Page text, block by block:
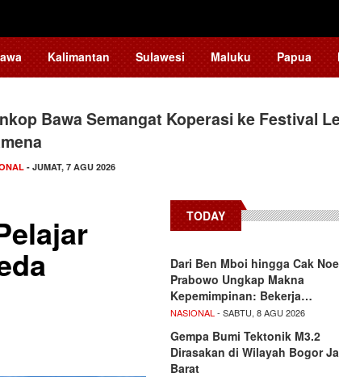
Kalimantan Sulawesi Maluku Papua
Bawa Semangat Koperasi ke Festival
- JUMAT, 7 AGU 2026
TODAY
Dari Ben Mboi hingga Cak
Prabowo Ungkap Makna
Kepemimpinan: Bekerja…
NASIONAL - SABTU, 8 AGU 2026
Gempa Bumi Tektonik M3.2
Dirasakan di Wilayah Bogor
Barat